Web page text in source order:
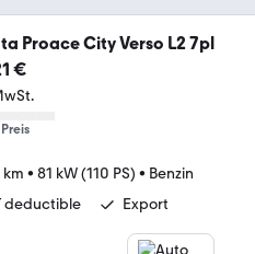
Proace City Verso L2 7pl
€
km • 81 kW (110 PS) • Benzin
deductible Export